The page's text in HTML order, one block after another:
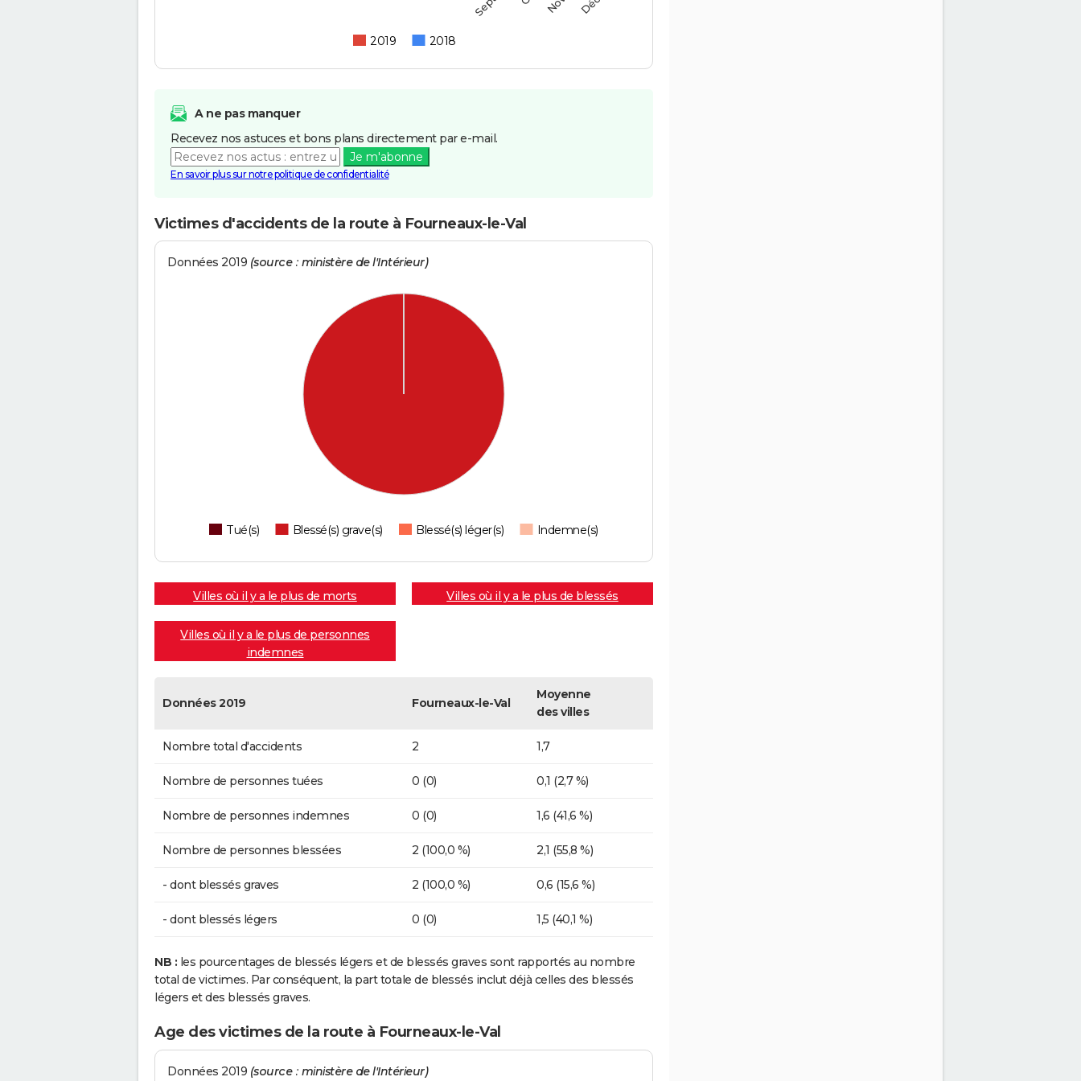
2019 2018
A ne pas manquer
Recevez nos astuces et bons plans directement par e-mail.
Je m'abonne
En savoir plus sur notre politique de confidentialité
Victimes d'accidents de la route à Fourneaux-le-Val
Données 2019 (source : ministère de l'Intérieur)
Tué(s) Blessé(s) grave(s) Blessé(s) léger(s) Indemne(s)
Villes où il y a le plus de morts Villes où il y a le plus de blessés
Villes où il y a le plus de personnes
indemnes
Données 2019 Fourneaux-le-Val
Moyenne
des villes
Nombre total d'accidents 2 1,7
Nombre de personnes tuées 0 (0) 0,1 (2,7 %)
Nombre de personnes indemnes 0 (0) 1,6 (41,6 %)
Nombre de personnes blessées 2 (100,0 %) 2,1 (55,8 %)
- dont blessés graves 2 (100,0 %) 0,6 (15,6 %)
- dont blessés légers 0 (0) 1,5 (40,1 %)
NB : les pourcentages de blessés légers et de blessés graves sont rapportés au nombre
total de victimes. Par conséquent, la part totale de blessés inclut déjà celles des blessés
légers et des blessés graves.
Age des victimes de la route à Fourneaux-le-Val
Données 2019 (source : ministère de l'Intérieur)